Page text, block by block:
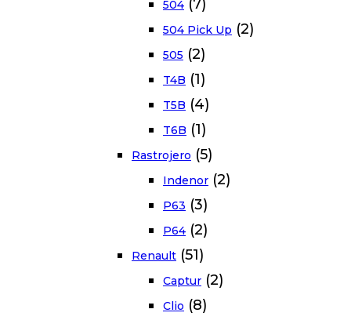
504 (7)
504 Pick Up (2)
505 (2)
T4B (1)
T5B (4)
T6B (1)
Rastrojero (5)
Indenor (2)
P63 (3)
P64 (2)
Renault (51)
Captur (2)
Clio (8)